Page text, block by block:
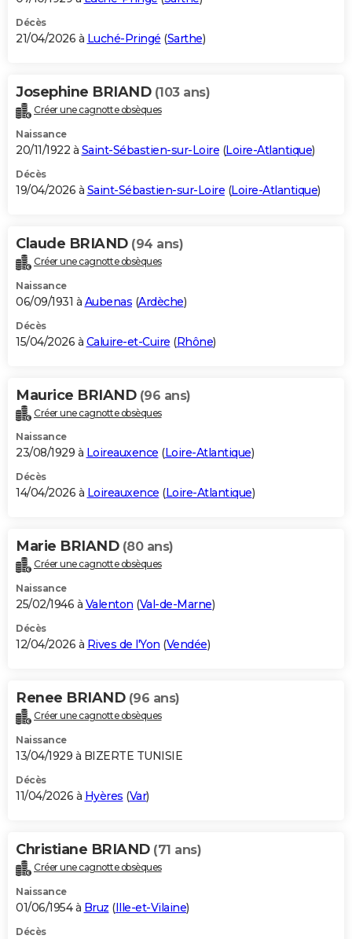
Décès
21/04/2026 à Luché-Pringé (Sarthe)
Josephine BRIAND (103 ans)
Créer une cagnotte obsèques
Naissance
20/11/1922 à Saint-Sébastien-sur-Loire (Loire-Atlantique)
Décès
19/04/2026 à Saint-Sébastien-sur-Loire (Loire-Atlantique)
Claude BRIAND (94 ans)
Créer une cagnotte obsèques
Naissance
06/09/1931 à Aubenas (Ardèche)
Décès
15/04/2026 à Caluire-et-Cuire (Rhône)
Maurice BRIAND (96 ans)
Créer une cagnotte obsèques
Naissance
23/08/1929 à Loireauxence (Loire-Atlantique)
Décès
14/04/2026 à Loireauxence (Loire-Atlantique)
Marie BRIAND (80 ans)
Créer une cagnotte obsèques
Naissance
25/02/1946 à Valenton (Val-de-Marne)
Décès
12/04/2026 à Rives de l'Yon (Vendée)
Renee BRIAND (96 ans)
Créer une cagnotte obsèques
Naissance
13/04/1929 à BIZERTE TUNISIE
Décès
11/04/2026 à Hyères (Var)
Christiane BRIAND (71 ans)
Créer une cagnotte obsèques
Naissance
01/06/1954 à Bruz (Ille-et-Vilaine)
Décès